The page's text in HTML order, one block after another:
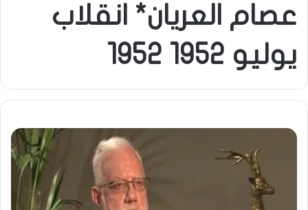
عصام العريان* انقلاب
يوليو 1952 1952